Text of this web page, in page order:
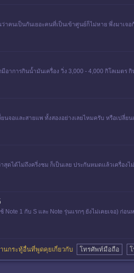
าคนเป็นกันเยอะคนที่เป็นเข้าศูนย์ก็ไม่หาย พึ่งมาเจ
าการกินน้ำมันเครื่อง วิ่ง 3,000 - 4,000 กิโลเมตร
อและสายแพ ทั้งสองอย่างเลยไหมครับ หรือเปลี่ย
ดได้ไม่ถึงครี่งชม ก็เป็นเลย ประกันหมดเเล้วเครื่อง
Note 1 กับ S และ Note รุ่นแรกๆ ยังไม่เคยเจอ) ก่
นกระทู้อื่นที่พูดคุยเกี่ยวกับ โทรศัพท์มือถือ